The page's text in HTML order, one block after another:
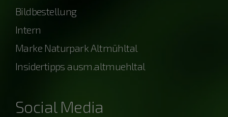
Bildbestellung
Intern
Marke Naturpark Altmühltal
Insidertipps ausm.altmuehltal
Social Media